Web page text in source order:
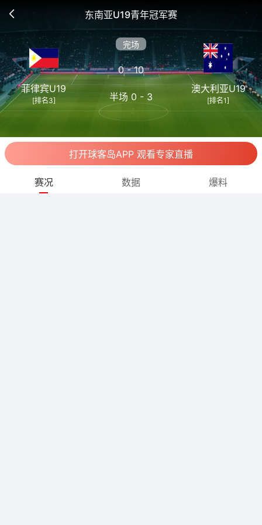
东南亚U19青年冠军赛
菲律宾U19
[排名3]
完场
0 - 10
半场 0 - 3
澳大利亚U19
[排名1]
打开球客岛APP 观看专家直播
赛况 数据 爆料